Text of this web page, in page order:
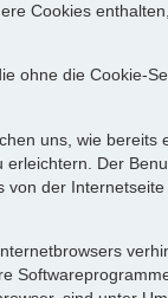
Cookies
ohne die Cookie-
uns, wie bereits
erleichtern. Der
von der